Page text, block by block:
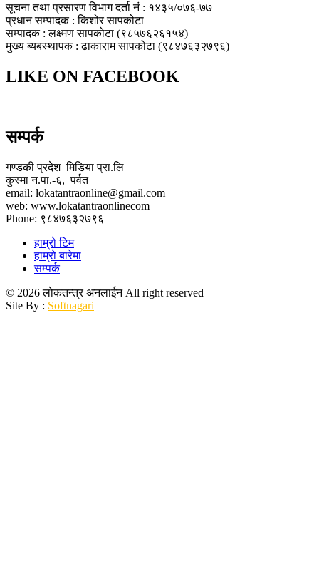
सूचना तथा प्रसारण विभाग दर्ता नं : १४३५/०७६-७७
प्रधान सम्पादक : किशोर सापकोटा
सम्पादक : लक्ष्मण सापकोटा (९८५७६२६१५४)
मुख्य ब्यबस्थापक : ढाकाराम सापकोटा (९८४७६३२७९६)
LIKE ON FACEBOOK
सम्पर्क
गण्डकी प्रदेश मिडिया प्रा.लि
कुस्मा न.पा.-६, पर्वत
email: lokatantraonline@gmail.com
web: www.lokatantraonlinecom
Phone: ९८४७६३२७९६
हाम्रो टिम
हाम्रो बारेमा
सम्पर्क
© 2026 लोकतन्त्र अनलाईन All right reserved
Site By : Softnagari